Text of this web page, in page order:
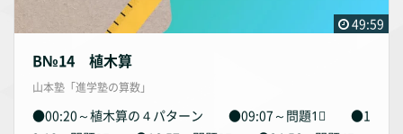
49:59
B№14 植木算
山本塾「進学塾の算数」
●00:20～植木算の４パターン ●09:07～問題1⃣ ●1